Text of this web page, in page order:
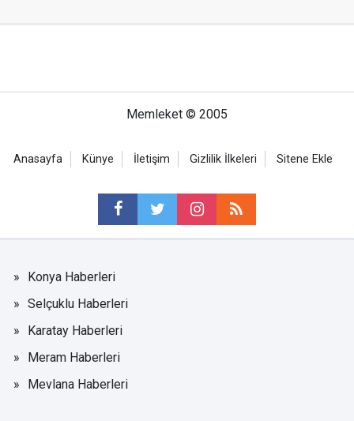
Memleket © 2005
Anasayfa Künye İletişim Gizlilik İlkeleri Sitene Ekle
Konya Haberleri
Selçuklu Haberleri
Karatay Haberleri
Meram Haberleri
Mevlana Haberleri